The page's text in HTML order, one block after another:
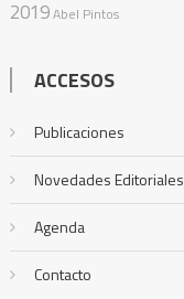
2019Abel Pintos
ACCESOS
Publicaciones
Novedades Editoriales
Agenda
Contacto